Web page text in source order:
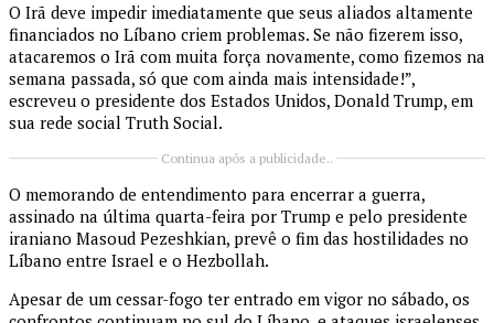
O Irã deve impedir imediatamente que seus aliados altamente
financiados no Líbano criem problemas. Se não fizerem isso,
atacaremos o Irã com muita força novamente, como fizemos na
semana passada, só que com ainda mais intensidade!”,
escreveu o presidente dos Estados Unidos, Donald Trump, em
sua rede social Truth Social.
Continua após a publicidade..
O memorando de entendimento para encerrar a guerra,
assinado na última quarta-feira por Trump e pelo presidente
iraniano Masoud Pezeshkian, prevê o fim das hostilidades no
Líbano entre Israel e o Hezbollah.
Apesar de um cessar-fogo ter entrado em vigor no sábado, os